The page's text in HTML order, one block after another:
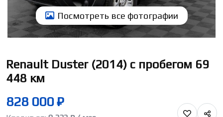
Посмотреть всe фотографии
Renault Duster (2014) с пробегом 69
448 км
828 000 ₽